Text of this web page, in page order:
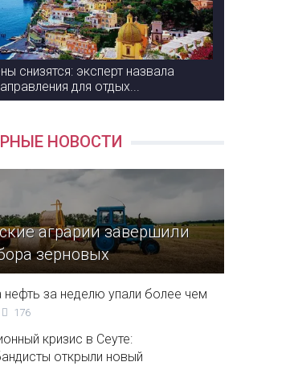
снизятся: эксперт назвала
для отдых...
НОВОСТИ
аграрии завершили
зерновых
нефть за неделю упали более чем
176
кризис в Сеуте:
открыли новый